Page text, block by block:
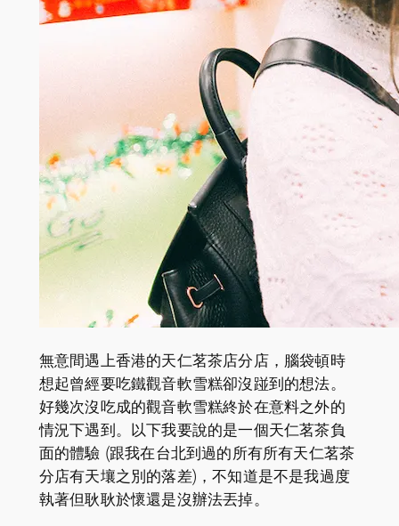
無意間遇上香港的天仁茗茶店分店，腦袋頓時
想起曾經要吃鐵觀音軟雪糕卻沒踫到的想法。
好幾次沒吃成的觀音軟雪糕終於在意料之外的
情況下遇到。以下我要說的是一個天仁茗茶負
面的體驗 (跟我在台北到過的所有所有天仁茗茶
分店有天壤之別的落差)，不知道是不是我過度
執著但耿耿於懷還是沒辦法丟掉。